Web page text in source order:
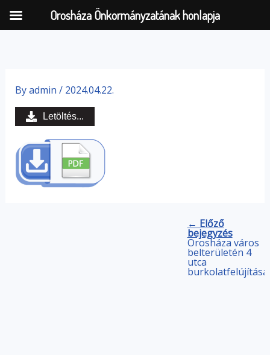
content
Byadmin / 2024.04.22.
Letöltés...
← Előző
bejegyzés
Orosháza város
belterületén 4
utca
burkolatfelújítása
Orosháza Önkormányzatának honlapja